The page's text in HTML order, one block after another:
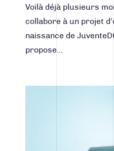
Voilà déjà plusieurs
collabore à un projet
naissance de
propose…